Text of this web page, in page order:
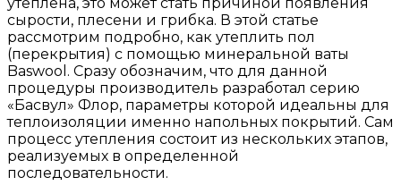
сырости, плесени и грибка. В этой статье
рассмотрим подробно, как утеплить пол
(перекрытия) с помощью минеральной ваты
Baswool. Сразу обозначим, что для данной
процедуры производитель разработал серию
«Басвул» Флор, параметры которой идеальны для
теплоизоляции именно напольных покрытий. Сам
процесс утепления состоит из нескольких этапов,
реализуемых в определенной
последовательности.